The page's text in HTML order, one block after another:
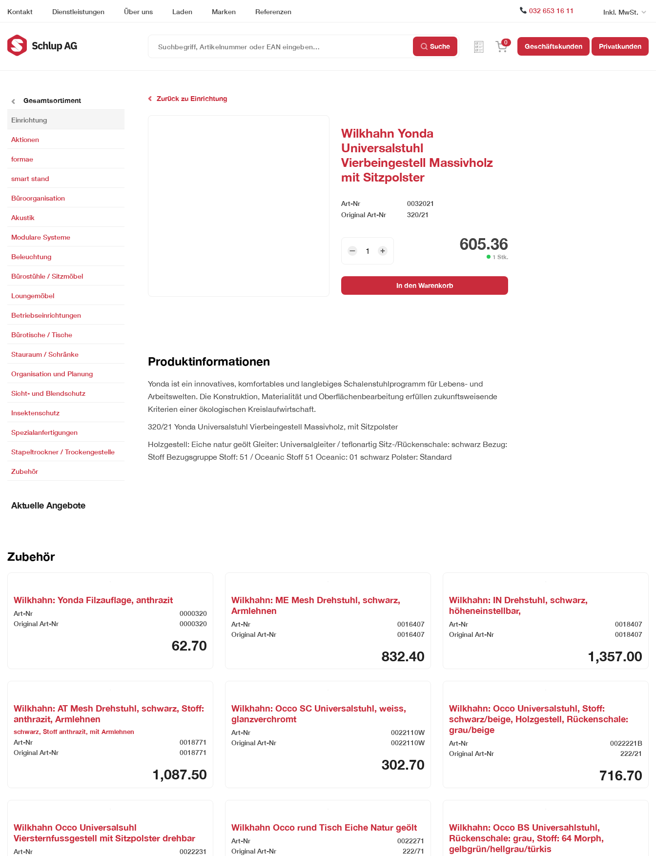
Kontakt Dienstleistungen Über uns Laden Marken Referenzen 032 653 16 11 Inkl. MwSt.
Suchbegriff,
Suche 0 Geschäftskunden Privatkunden
Gesamtsortiment
Einrichtung
Aktionen
formae
smart stand
Büroorganisation
Akustik
Modulare Systeme
Beleuchtung
Bürostühle / Sitzmöbel
Loungemöbel
Betriebseinrichtungen
Bürotische / Tische
Stauraum / Schränke
Organisation und Planung
Sicht- und Blendschutz
Insektenschutz
Spezialanfertigungen
Stapeltrockner / Trockengestelle
Zubehör
Aktuelle Angebote
Zurück zu Einrichtung
Wilkhahn Yonda
Universalstuhl
Vierbeingestell Massivholz
mit Sitzpolster
Art-Nr
0032021
Original Art-Nr
320/21
605.36
1 Stk.
Vierbeingestell
Massivholz
In den Warenkorb
Produktinformationen
Yonda ist ein innovatives, komfortables und langlebiges Schalenstuhlprogramm für Lebens- und
Arbeitswelten. Die Konstruktion, Materialität und Oberflächenbearbeitung erfüllen zukunftsweisende
Kriterien einer ökologischen Kreislaufwirtschaft.
320/21 Yonda Universalstuhl Vierbeingestell Massivholz, mit Sitzpolster
Holzgestell: Eiche natur geölt Gleiter: Universalgleiter / teflonartig Sitz-/Rückenschale: schwarz Bezug:
Stoff Bezugsgruppe Stoff: 51 / Oceanic Stoff 51 Oceanic: 01 schwarz Polster: Standard
Zubehör
Wilkhahn: Yonda Filzauflage, anthrazit
Art-Nr
0000320
Original Art-Nr
0000320
62.70
Wilkhahn: ME Mesh Drehstuhl, schwarz,
Armlehnen
Art-Nr
0016407
Original Art-Nr
0016407
832.40
Wilkhahn: IN Drehstuhl, schwarz,
höheneinstellbar,
Art-Nr
0018407
Original Art-Nr
0018407
1,357.00
Wilkhahn: AT Mesh Drehstuhl, schwarz, Stoff:
anthrazit, Armlehnen
schwarz, Stoff anthrazit, mit Armlehnen
Art-Nr
0018771
Original Art-Nr
0018771
1,087.50
Wilkhahn: Occo SC Universalstuhl, weiss,
glanzverchromt
Art-Nr
0022110W
Original Art-Nr
0022110W
302.70
Wilkhahn: Occo Universalstuhl, Stoff:
schwarz/beige, Holzgestell, Rückenschale:
grau/beige
Art-Nr
0022221B
Original Art-Nr
222/21
716.70
Wilkhahn Occo Universalsuhl
Viersternfussgestell mit Sitzpolster drehbar
Art-Nr
0022231
Wilkhahn Occo rund Tisch Eiche Natur geölt
Art-Nr
0022271
Original Art-Nr
222/71
Wilkhahn: Occo BS Universahlstuhl,
Rückenschale: grau, Stoff: 64 Morph,
gelbgrün/hellgrau/türkis